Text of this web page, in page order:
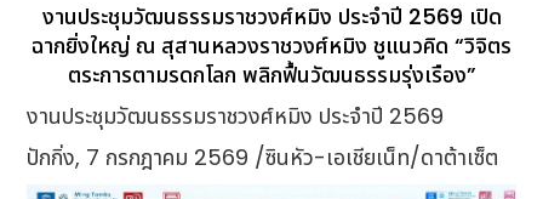
งานประชุมวัฒนธรรมราชวงศ์หมิง ประจำปี 2569 เปิด
ฉากยิ่งใหญ่ ณ สุสานหลวงราชวงศ์หมิง ชูแนวคิด “วิจิตร
ตระการตามรดกโลก พลิกฟื้นวัฒนธรรมรุ่งเรือง”
งานประชุมวัฒนธรรมราชวงศ์หมิง ประจำปี 2569
ปักกิ่ง, 7 กรกฎาคม 2569 /ซินหัว-เอเชียเน็ท/ดาต้าเซ็ต